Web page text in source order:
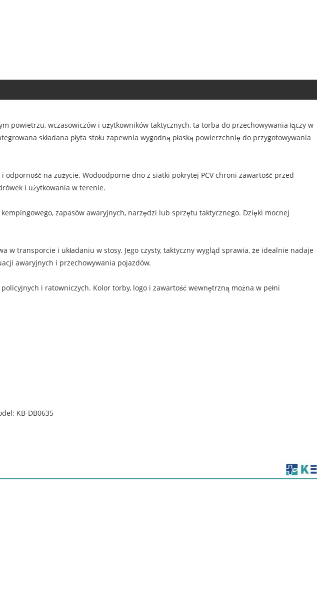
powietrzu, wczasowiczów i użytkowników taktycznych, ta torba do przechowywania łączy w
składana płyta stołu zapewnia wygodną płaską powierzchnię do przygotowywania
na zużycie. Wodoodporne dno z siatki pokrytej PCV chroni zawartość przed
i użytkowania w terenie.
zapasów awaryjnych, narzędzi lub sprzętu taktycznego. Dzięki mocnej
w transporcie i układaniu w stosy. Jego czysty, taktyczny wygląd sprawia, że ​​idealnie nadaje
awaryjnych i przechowywania pojazdów.
i ratowniczych. Kolor torby, logo i zawartość wewnętrzną można w pełni
KB-DB0635